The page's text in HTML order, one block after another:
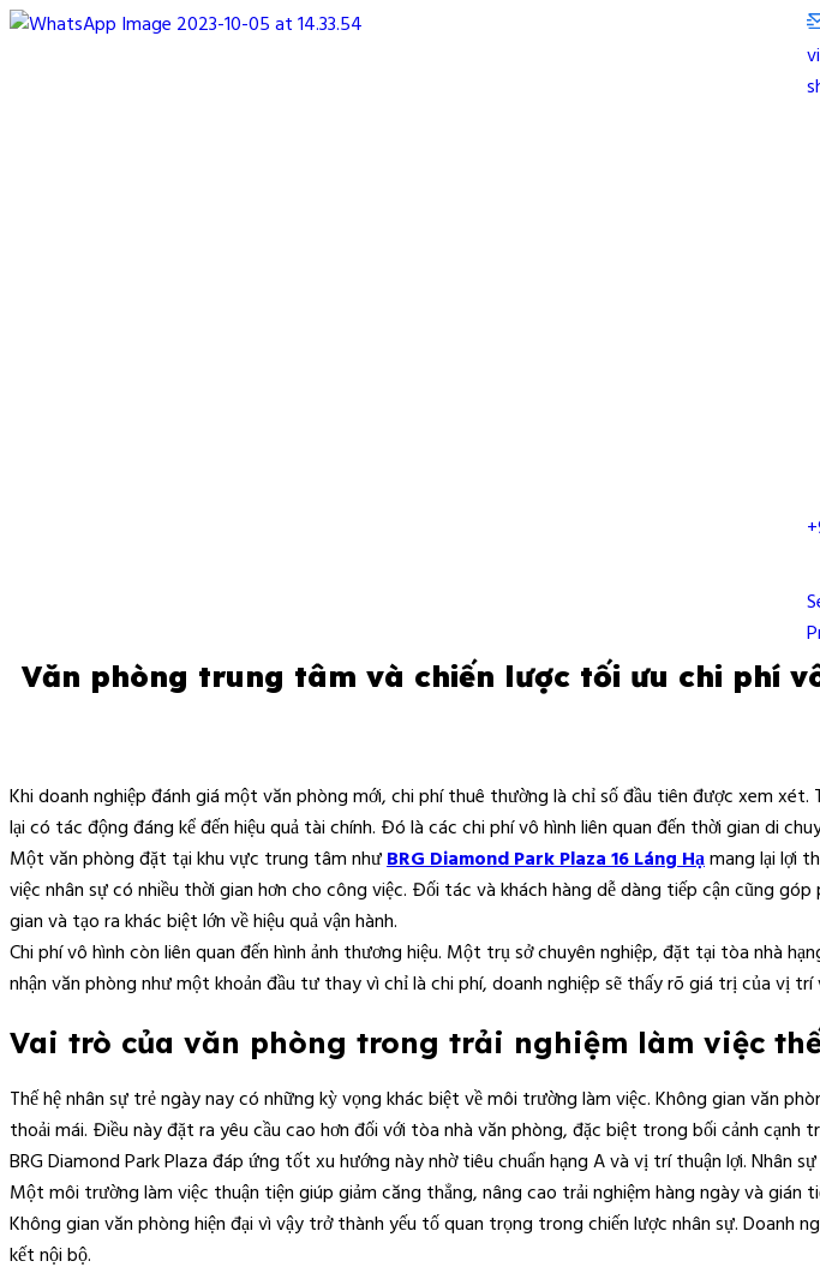
Văn phòng trung tâm và chiến lược tối ưu chi phí
Khi doanh nghiệp đánh giá một văn phòng mới, chi phí thuê thường là chỉ số đầu tiên được xem
lại có tác động đáng kể đến hiệu quả tài chính. Đó là các chi phí vô hình liên quan đến thời gian di
Một văn phòng đặt tại khu vực trung tâm nhưBRG Diamond Park Plaza 16 Láng Hạmang lại lợi
việc nhân sự có nhiều thời gian hơn cho công việc. Đối tác và khách hàng dễ dàng tiếp cận cũng
gian và tạo ra khác biệt lớn về hiệu quả vận hành.
Chi phí vô hình còn liên quan đến hình ảnh thương hiệu. Một trụ sở chuyên nghiệp, đặt tại tòa nhà
nhận văn phòng như một khoản đầu tư thay vì chỉ là chi phí, doanh nghiệp sẽ thấy rõ giá trị của vị
Vai trò của văn phòng trong trải nghiệm làm việc
Thế hệ nhân sự trẻ ngày nay có những kỳ vọng khác biệt về môi trường làm việc. Không gian văn
thoải mái. Điều này đặt ra yêu cầu cao hơn đối với tòa nhà văn phòng, đặc biệt trong bối cảnh cạnh
BRG Diamond Park Plaza đáp ứng tốt xu hướng này nhờ tiêu chuẩn hạng A và vị trí thuận lợi.
Một môi trường làm việc thuận tiện giúp giảm căng thẳng, nâng cao trải nghiệm hàng ngày và gián
Không gian văn phòng hiện đại vì vậy trở thành yếu tố quan trọng trong chiến lược nhân sự.
kết nội bộ.